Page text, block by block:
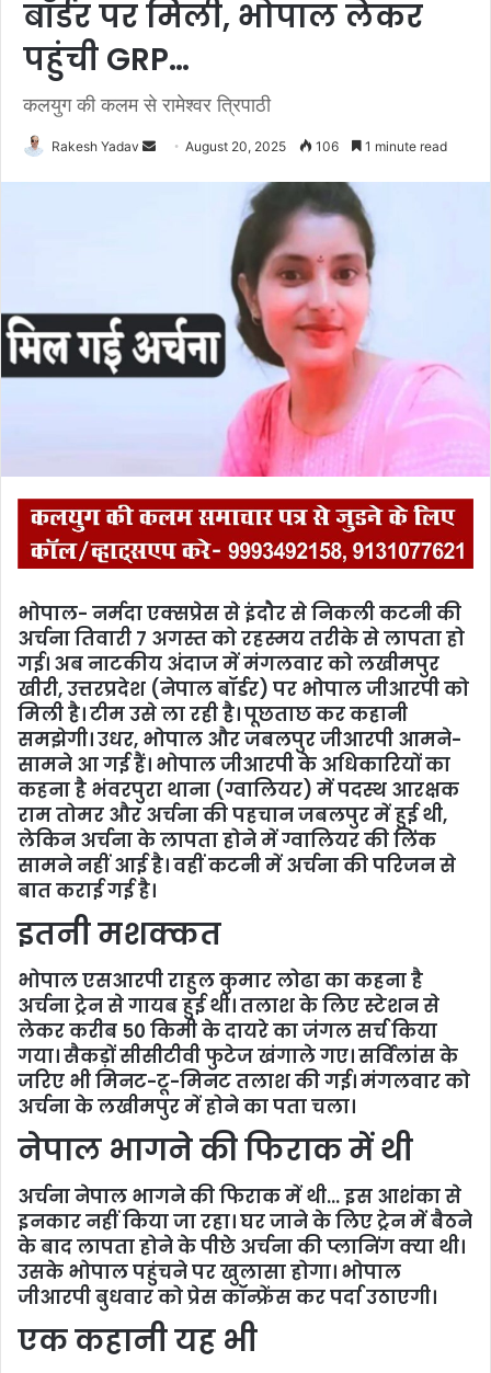
बॉर्डर पर मिली, भोपाल लेकर
पहुंची GRP…
कलयुग की कलम से रामेश्वर त्रिपाठी
Rakesh Yadav
m
i
August 20, 2025 106 1 minute read
भोपाल- नर्मदा एक्सप्रेस से इंदौर से निकली कटनी की
अर्चना तिवारी 7 अगस्त को रहस्मय तरीके से लापता हो
गई। अब नाटकीय अंदाज में मंगलवार को लखीमपुर
खीरी, उत्तरप्रदेश (नेपाल बॉर्डर) पर भोपाल जीआरपी को
मिली है। टीम उसे ला रही है। पूछताछ कर कहानी
समझेगी। उधर, भोपाल और जबलपुर जीआरपी आमने-
सामने आ गई हैं। भोपाल जीआरपी के अधिकारियों का
कहना है भंवरपुरा थाना (ग्वालियर) में पदस्थ आरक्षक
राम तोमर और अर्चना की पहचान जबलपुर में हुई थी,
लेकिन अर्चना के लापता होने में ग्वालियर की लिंक
सामने नहीं आई है। वहीं कटनी में अर्चना की परिजन से
बात कराई गई है।
इतनी मशक्कत
भोपाल एसआरपी राहुल कुमार लोढा का कहना है
अर्चना ट्रेन से गायब हुई थी। तलाश के लिए स्टेशन से
लेकर करीब 50 किमी के दायरे का जंगल सर्च किया
गया। सैकड़ों सीसीटीवी फुटेज खंगाले गए। सर्विलांस के
जरिए भी मिनट-टू-मिनट तलाश की गई। मंगलवार को
अर्चना के लखीमपुर में होने का पता चला।
नेपाल भागने की फिराक में थी
अर्चना नेपाल भागने की फिराक में थी… इस आशंका से
इनकार नहीं किया जा रहा। घर जाने के लिए ट्रेन में बैठने
के बाद लापता होने के पीछे अर्चना की प्लानिंग क्या थी।
उसके भोपाल पहुंचने पर खुलासा होगा। भोपाल
जीआरपी बुधवार को प्रेस कॉन्फ्रेंस कर पर्दा उठाएगी।
एक कहानी यह भी